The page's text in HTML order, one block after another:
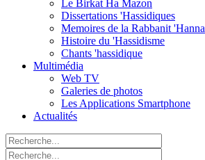
Le Birkat Ha Mazon
Dissertations 'Hassidiques
Memoires de la Rabbanit 'Hanna
Histoire du 'Hassidisme
Chants 'hassidique
Multimédia
Web TV
Galeries de photos
Les Applications Smartphone
Actualités